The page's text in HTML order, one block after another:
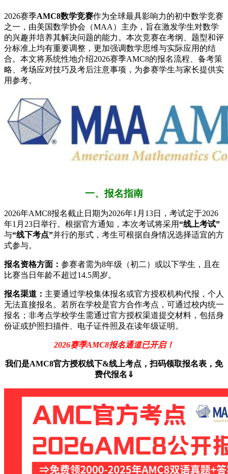
2026赛季AMC8数学竞赛作为全球最具影响力的初中数学竞赛
之一，由美国数学协会（MAA）主办，旨在激发学生对数学
的兴趣并培养其解决问题的能力。本次竞赛在考纲、题型和评
分标准上均有重要调整，更加强调数学思维与实际应用的结
合。本文将系统性地介绍2026赛季AMC8的报名流程、备考策
略、考场应对技巧及考后注意事项，为参赛学生与家长提供实
用参考。
一、报名指南
2026年AMC8报名截止日期为2026年1月13日，考试定于2026
年1月23日举行。根据官方通知，本次考试将采用“线上考试”
与“线下考点”并行的形式，考生可根据自身情况选择适宜的方
式参与。
报名资格方面： 参赛者需为8年级（初二）或以下学生，且在
比赛当日年龄不超过14.5周岁。
报名渠道： 主要通过学校集体报名或官方授权机构代报，个人
无法直接报名。若所在学校是官方合作考点，可通过校内统一
报名；非考点学校学生需通过官方授权渠道提交材料，包括身
份证或护照扫描件、电子证件照及在读年级证明。
2026赛季AMC8报名通道已开启！
我们是AMC8官方授权线下&线上考点，扫码领取报名表，免
费代报名⇓